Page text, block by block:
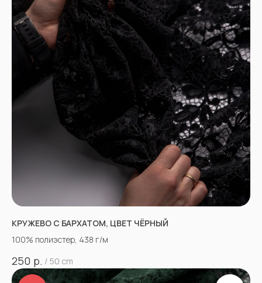
КРУЖЕВО С БАРХАТОМ, ЦВЕТ ЧЁРНЫЙ
100% полиэстер, 438 г/м
250 р. / 50 cm